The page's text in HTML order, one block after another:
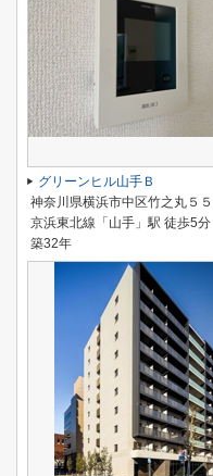
グリーンヒル山手Ｂ
神奈川県横浜市中区竹之丸５５
京浜東北線「山手」駅 徒歩5分
築32年